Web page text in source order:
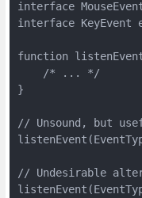
interface
interface KeyEvent
function
    /* ... */
}
// Unsound, but
// Undesirable